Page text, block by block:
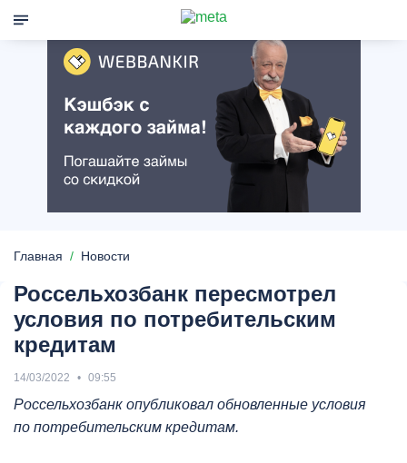
Главная Новости
Россельхозбанк пересмотрел
условия по потребительским
кредитам
14/03/2022 09:55
Россельхозбанк опубликовал обновленные условия
по потребительским кредитам.